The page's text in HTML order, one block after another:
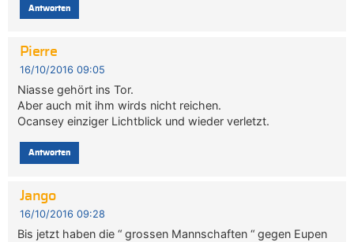
Antworten
Pierre
16/10/2016 09:05
Niasse gehört ins Tor.
Aber auch mit ihm wirds nicht reichen.
Ocansey einziger Lichtblick und wieder verletzt.
Antworten
Jango
16/10/2016 09:28
Bis jetzt haben die “ grossen Mannschaften “ gegen Eupen